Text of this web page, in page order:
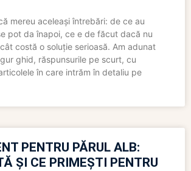
mereu aceleași întrebări: de ce au
pot da înapoi, ce e de făcut dacă nu
costă o soluție serioasă. Am adunat
ghid, răspunsurile pe scurt, cu
în care intrăm în detaliu pe
PENTRU PĂRUL ALB:
ȘI CE PRIMEȘTI PENTRU